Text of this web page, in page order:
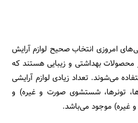
امروزی انتخاب صحیح لوازم آرایش
محصولات بهداشتی و زیبایی هستند که
می‌شوند. تعداد زیادی لوازم آرایشی
تونرها، شستشوی صورت و غیره) و
و غیره) موجود می‌باشد.